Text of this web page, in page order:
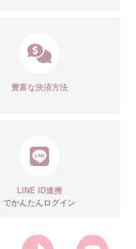
豊富な決済方法
LINE ID連携
でかんたんログイン